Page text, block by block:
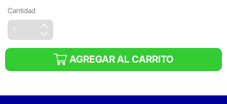
Cantidad
AGREGAR AL CARRITO